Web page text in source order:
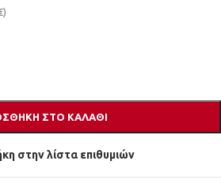
)
ΣΤΟ ΚΑΛΆΘΙ
στην λίστα επιθυμιών